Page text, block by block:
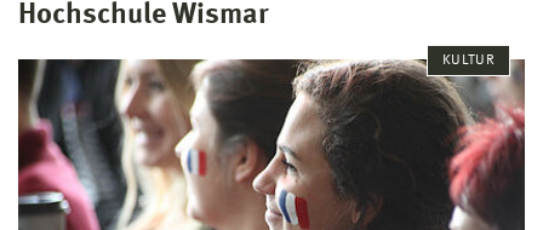
Hochschule Wismar
KULTUR